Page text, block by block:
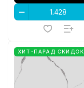
ХИТ-ПАРАД СКИДОК